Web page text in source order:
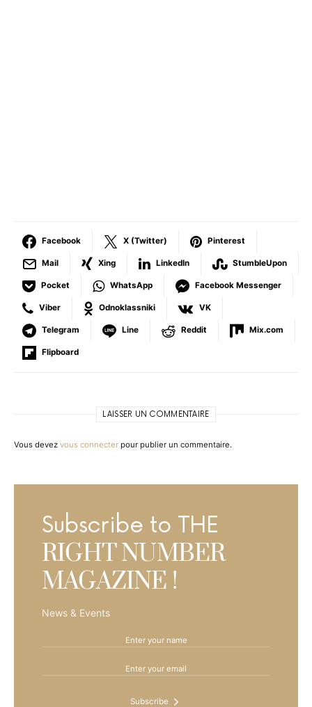
Facebook X (Twitter) Pinterest
Mail Xing LinkedIn StumbleUpon
Pocket WhatsApp Facebook Messenger
Viber Odnoklassniki VK
Telegram Line Reddit Mix.com
Flipboard
LAISSER UN COMMENTAIRE
Vous devez vous connecter pour publier un commentaire.
Subscribe to THE
RIGHT NUMBER
MAGAZINE !
News & Events
Subscribe